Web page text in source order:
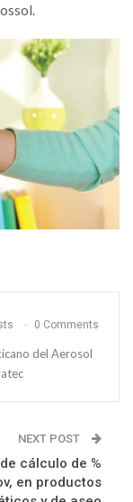
0 Comments
del Aerosol
NEXT POST
cálculo de %
en productos